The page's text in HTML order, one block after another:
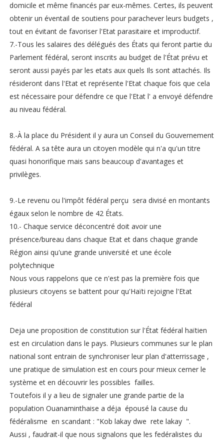
domicile et même financés par eux-mêmes. Certes, ils peuvent
obtenir un éventail de soutiens pour parachever leurs budgets ,
tout en évitant de favoriser l'Etat parasitaire et improductif.
7.-Tous les salaires des délégués des États qui feront partie du
Parlement fédéral, seront inscrits au budget de l'État prévu et
seront aussi payés par les etats aux quels Ils sont attachés. Ils
résideront dans l'Etat et représente l'Etat chaque fois que cela
est nécessaire pour défendre ce que l'Etat l' a envoyé défendre
au niveau fédéral.
8.-À la place du Président il y aura un Conseil du Gouvernement
fédéral. A sa tête aura un citoyen modèle qui n'a qu'un titre
quasi honorifique mais sans beaucoup d'avantages et
privilèges.
9.-Le revenu ou l'impôt fédéral perçu sera divisé en montants
égaux selon le nombre de 42 États.
10.- Chaque service déconcentré doit avoir une
présence/bureau dans chaque Etat et dans chaque grande
Région ainsi qu'une grande université et une école
polytechnique
Nous vous rappelons que ce n'est pas la première fois que
plusieurs citoyens se battent pour qu'Haïti rejoigne l'Etat
fédéral
Deja une proposition de constitution sur l'État fédéral haïtien
est en circulation dans le pays. Plusieurs communes sur le plan
national sont entrain de synchroniser leur plan d'atterrissage ,
une pratique de simulation est en cours pour mieux cerner le
système et en découvrir les possibles failles.
Toutefois il y a lieu de signaler une grande partie de la
population Ouanaminthaise a déja épousé la cause du
fédéralisme en scandant : "Kob lakay dwe rete lakay ".
Aussi , faudrait-il que nous signalons que les fedéralistes du